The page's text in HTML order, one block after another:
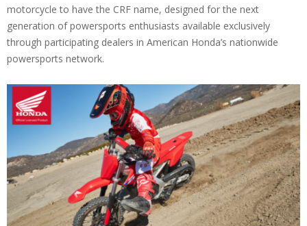
motorcycle to have the CRF name, designed for the next
generation of powersports enthusiasts available exclusively
through participating dealers in American Honda’s nationwide
powersports network.